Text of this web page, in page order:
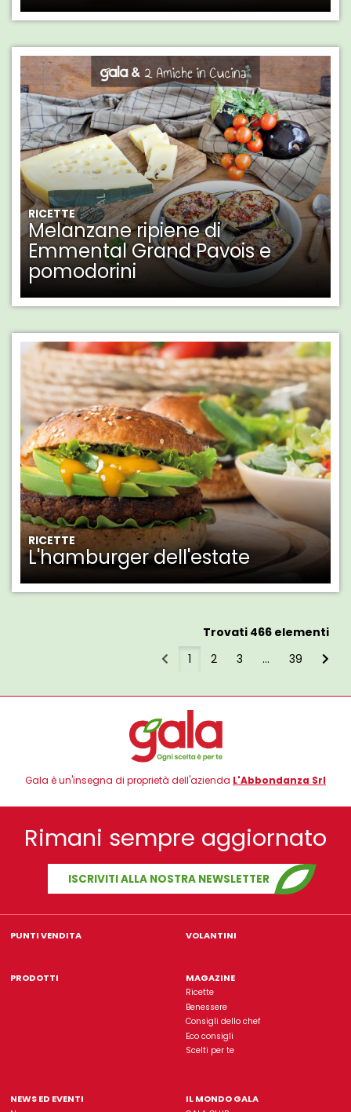
RICETTE
Melanzane ripiene di
Emmental Grand Pavois e
pomodorini
RICETTE
L'hamburger dell'estate
Trovati 466 elementi
1
2 3 ... 39